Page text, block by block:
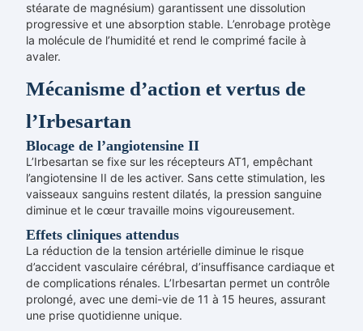
stéarate de magnésium) garantissent une dissolution
progressive et une absorption stable. L’enrobage protège
la molécule de l’humidité et rend le comprimé facile à
avaler.
Mécanisme d’action et vertus de
l’Irbesartan
Blocage de l’angiotensine II
L’Irbesartan se fixe sur les récepteurs AT1, empêchant
l’angiotensine II de les activer. Sans cette stimulation, les
vaisseaux sanguins restent dilatés, la pression sanguine
diminue et le cœur travaille moins vigoureusement.
Effets cliniques attendus
La réduction de la tension artérielle diminue le risque
d’accident vasculaire cérébral, d’insuffisance cardiaque et
de complications rénales. L’Irbesartan permet un contrôle
prolongé, avec une demi-vie de 11 à 15 heures, assurant
une prise quotidienne unique.